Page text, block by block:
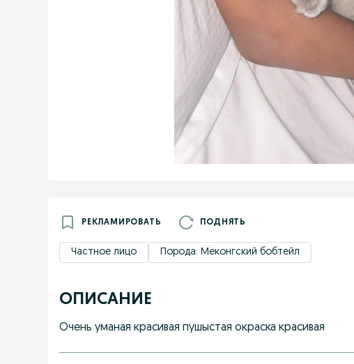
РЕКЛАМИРОВАТЬ ПОДНЯТЬ
Частное лицо Порода: Меконгский бобтейл
ОПИСАНИЕ
Очень уманая красивая пушыстая окраска красивая